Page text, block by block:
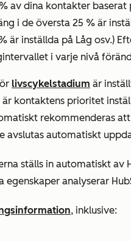
av dina kontakter baserat
i de översta 25 % är
är inställda på Låg osv.)
i varje nivå
livscykelstadium är
är kontaktens prioritet
rekommenderas
avslutas automatiskt
ställs in automatiskt av
egenskaper analyserar
, inklusive: